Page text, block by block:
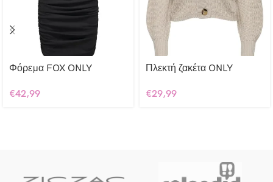
Φόρεμα FOX ONLY
€42,99
Πλεκτή ζακέτα ONLY
€29,99